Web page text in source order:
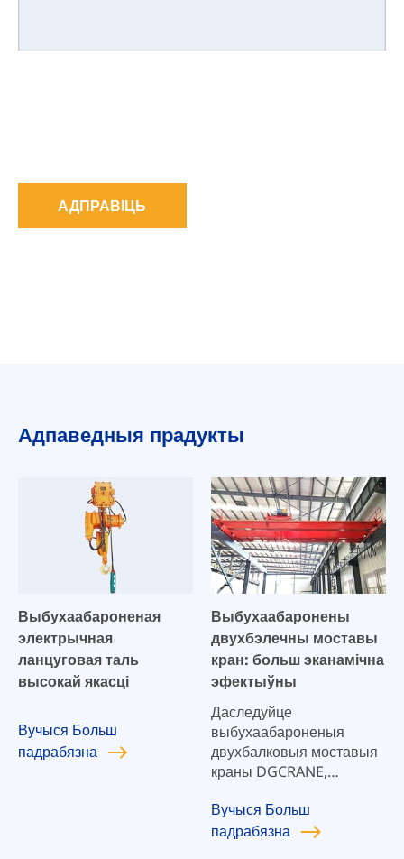
АДПРАВІЦЬ
Адпаведныя прадукты
Выбухаабароненая
электрычная
ланцуговая таль
высокай якасці
Вучыся Больш
падрабязна
Выбухаабаронены
двухбэлечны моставы
кран: больш эканамічна
эфектыўны
Даследуйце
выбухаабароненыя
двухбалковыя моставыя
краны DGCRANE,
максімальнай бяспекі і
эфектыўнасці ў
Вучыся Больш
падрабязна